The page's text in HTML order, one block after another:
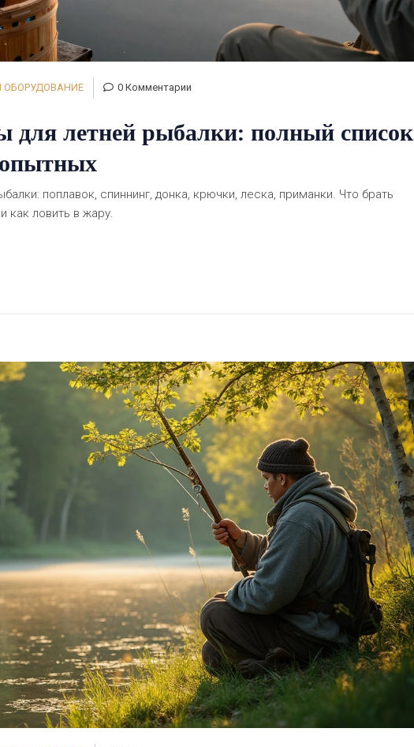
ОБОРУДОВАНИЕ 0 Комментарии
для летней рыбалки: полный список
поплавок, спиннинг, донка, крючки, леска, приманки. Что брать
как ловить в жару.